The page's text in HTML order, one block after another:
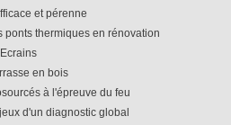
et pérenne
ponts thermiques en rénovation
en bois
à l'épreuve du feu
d'un diagnostic global